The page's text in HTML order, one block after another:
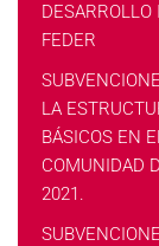
FEDER
LA
BÁSICOS EN
COMUNIDAD
2021.